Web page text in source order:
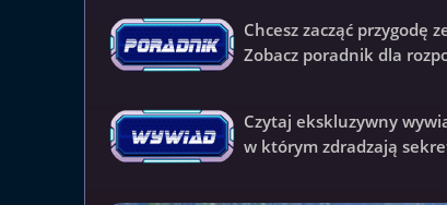
Chcesz zacząć przygodę
Zobacz poradnik dla
Czytaj ekskluzywny
w którym zdradzają